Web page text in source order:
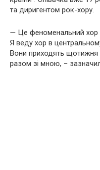
та диригентом рок-хору.
— Це феноменальний хор
Я веду хор в
Вони приходять щотижня
разом зі мною, –